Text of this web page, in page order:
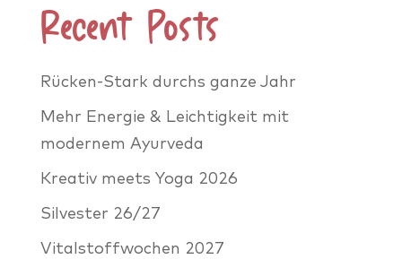
Recent Posts
Rücken-Stark durchs ganze Jahr
Mehr Energie & Leichtigkeit mit
modernem Ayurveda
Kreativ meets Yoga 2026
Silvester 26/27
Vitalstoffwochen 2027